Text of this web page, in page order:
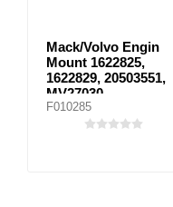
Mack/Volvo Engin
Mount 1622825,
1622829, 20503551,
MV27030
F010285